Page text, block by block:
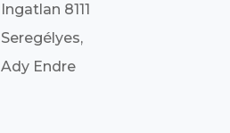
Ingatlan 8111
Seregélyes,
Ady Endre